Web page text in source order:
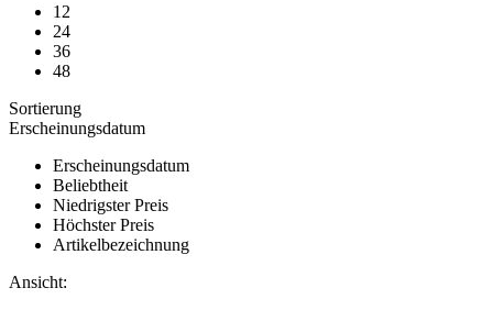
12
24
36
48
Sortierung
Erscheinungsdatum
Erscheinungsdatum
Beliebtheit
Niedrigster Preis
Höchster Preis
Artikelbezeichnung
Ansicht: